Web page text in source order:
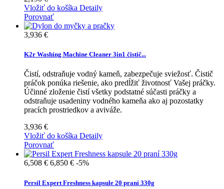
Vložiť do košíka Detaily
Porovnať
3,936 €
K2r Washing Machine Cleaner 3in1 čistič...
Čistí, odstraňuje vodný kameň, zabezpečuje sviežosť. Čistič
práčok ponúka riešenie, ako predĺžiť životnosť Vašej práčky.
Účinné zloženie čistí všetky podstatné súčasti práčky a
odstraňuje usadeniny vodného kameňa ako aj pozostatky
pracích prostriedkov a aviváže.
3,936 €
Vložiť do košíka Detaily
Porovnať
6,508 € 6,850 € -5%
Persil Expert Freshness kapsule 20 praní 330g